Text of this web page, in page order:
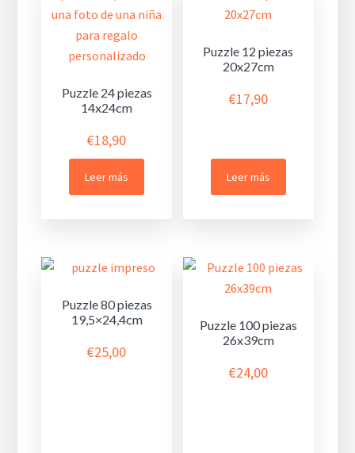
Puzzle 24 piezas
14x24cm
€18,90
Leer más
Puzzle 12 piezas
20x27cm
€17,90
Leer más
Puzzle 80 piezas
19,5×24,4cm
€25,00
Puzzle 100 piezas
26x39cm
€24,00